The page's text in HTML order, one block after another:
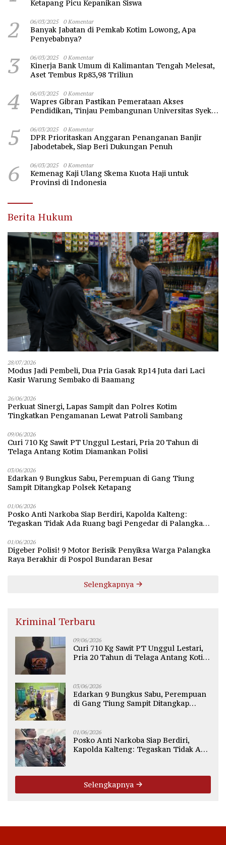
Ketapang Picu Kepanikan Siswa
2 06/03/2025 0 Komentar
Banyak Jabatan di Pemkab Kotim Lowong, Apa
Penyebabnya?
3 06/03/2025 0 Komentar
Kinerja Bank Umum di Kalimantan Tengah Melesat,
Aset Tembus Rp83,98 Triliun
4 06/03/2025 0 Komentar
Wapres Gibran Pastikan Pemerataan Akses
Pendidikan, Tinjau Pembangunan Universitas Syekh
5 06/03/2025 0 Komentar
DPR Prioritaskan Anggaran Penanganan Banjir
Jabodetabek, Siap Beri Dukungan Penuh
6 06/03/2025 0 Komentar
Kemenag Kaji Ulang Skema Kuota Haji untuk
Provinsi di Indonesia
Berita Hukum
28/07/2026
Modus Jadi Pembeli, Dua Pria Gasak Rp14 Juta dari Laci
Kasir Warung Sembako di Baamang
26/06/2026
Perkuat Sinergi, Lapas Sampit dan Polres Kotim
Tingkatkan Pengamanan Lewat Patroli Sambang
09/06/2026
Curi 710 Kg Sawit PT Unggul Lestari, Pria 20 Tahun di
Telaga Antang Kotim Diamankan Polisi
03/06/2026
Edarkan 9 Bungkus Sabu, Perempuan di Gang Tiung
Sampit Ditangkap Polsek Ketapang
01/06/2026
Posko Anti Narkoba Siap Berdiri, Kapolda Kalteng:
Tegaskan Tidak Ada Ruang bagi Pengedar di Palangka
01/06/2026
Digeber Polisi! 9 Motor Berisik Penyiksa Warga Palangka
Raya Berakhir di Pospol Bundaran Besar
Selengkapnya
Kriminal Terbaru
09/06/2026
Curi 710 Kg Sawit PT Unggul Lestari,
Pria 20 Tahun di Telaga Antang Kotim
03/06/2026
Edarkan 9 Bungkus Sabu, Perempuan
di Gang Tiung Sampit Ditangkap
01/06/2026
Posko Anti Narkoba Siap Berdiri,
Kapolda Kalteng: Tegaskan Tidak Ada
Selengkapnya